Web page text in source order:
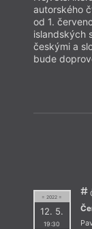
autorského
od 1.
islandských
českými a
bude
= 2022 =
12. 5.
19:30